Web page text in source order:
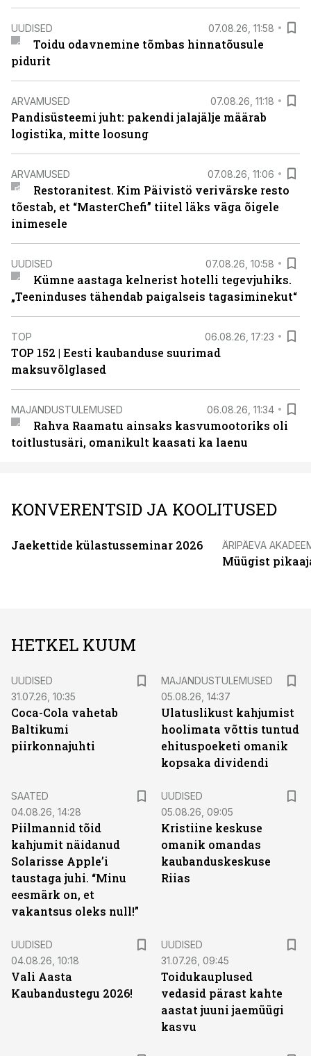
UUDISED 07.08.26, 11:58
Toidu odavnemine tõmbas hinnatõusule
pidurit
ARVAMUSED 07.08.26, 11:18
Pandisüsteemi juht: pakendi jalajälje määrab
logistika, mitte loosung
ARVAMUSED 07.08.26, 11:06
Restoranitest. Kim Päivistö verivärske resto
tõestab, et “MasterChefi” tiitel läks väga õigele
inimesele
UUDISED 07.08.26, 10:58
Kümne aastaga kelnerist hotelli tegevjuhiks.
„Teeninduses tähendab paigalseis tagasiminekut“
TOP 06.08.26, 17:23
TOP 152 | Eesti kaubanduse suurimad
maksuvõlglased
MAJANDUSTULEMUSED 06.08.26, 11:34
Rahva Raamatu ainsaks kasvumootoriks oli
toitlustusäri, omanikult kaasati ka laenu
KONVERENTSID JA KOOLITUSED
Jaekettide külastusseminar 2026 ÄRIPÄEVA
Müügist
HETKEL KUUM
UUDISED
31.07.26, 10:35
Coca-Cola vahetab
Baltikumi
piirkonnajuhti
MAJANDUSTULEMUSED
05.08.26, 14:37
Ulatuslikust kahjumist
hoolimata võttis tuntud
ehituspoeketi omanik
kopsaka dividendi
SAATED
04.08.26, 14:28
Piilmannid tõid
kahjumit näidanud
Solarisse Apple’i
taustaga juhi. “Minu
eesmärk on, et
vakantsus oleks null!”
UUDISED
05.08.26, 09:05
Kristiine keskuse
omanik omandas
kaubanduskeskuse
Riias
UUDISED
04.08.26, 10:18
Vali Aasta
Kaubandustegu 2026!
UUDISED
31.07.26, 09:45
Toidukauplused
vedasid pärast kahte
aastat juuni jaemüügi
kasvu